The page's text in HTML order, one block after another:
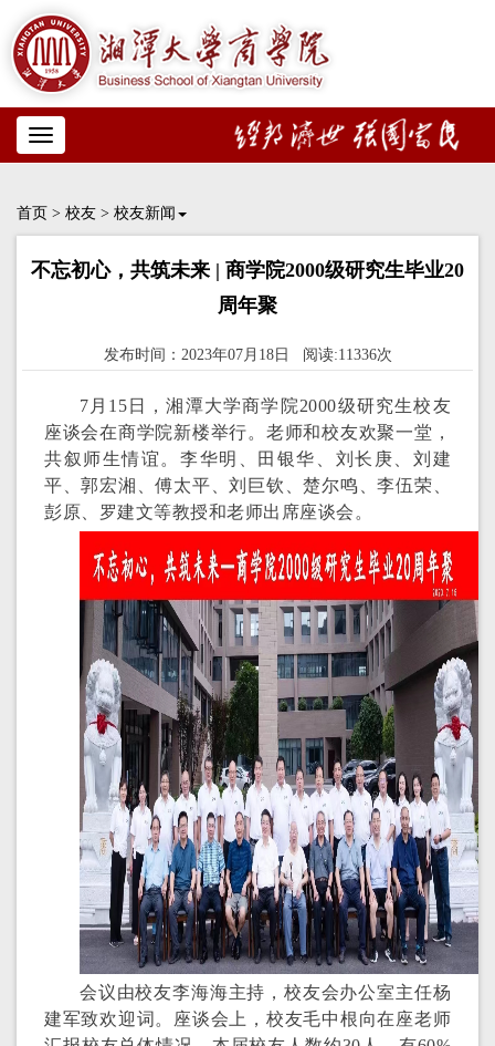
Toggle
navigation
首页 > 校友 > 校友新闻
不忘初心，共筑未来 | 商学院2000级研究生毕业20
周年聚
发布时间：2023年07月18日 阅读:11336次
7月15日，湘潭大学商学院2000级研究生校友
座谈会在商学院新楼举行。老师和校友欢聚一堂，
共叙师生情谊。李华明、田银华、刘长庚、刘建
平、郭宏湘、傅太平、刘巨钦、楚尔鸣、李伍荣、
彭原、罗建文等教授和老师出席座谈会。
会议由校友李海海主持，校友会办公室主任杨
建军致欢迎词。座谈会上，校友毛中根向在座老师